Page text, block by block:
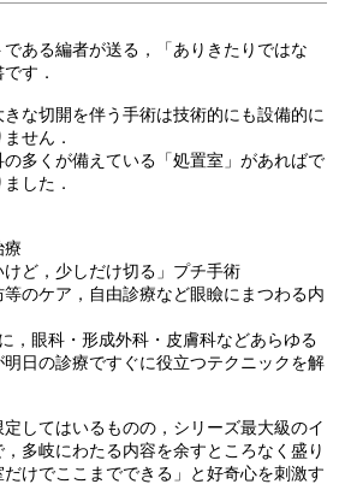
ある編者が送る，「ありきたりではな
す．
な切開を伴う手術は技術的にも設備的に
せん．
多くが備えている「処置室」があればで
した．
療
けど，少しだけ切る」プチ手術
のケア，自由診療など眼瞼にまつわる内
，眼科・形成外科・皮膚科などあらゆる
日の診療ですぐに役立つテクニックを解
定してはいるものの，シリーズ最大級のイ
多岐にわたる内容を余すところなく盛り
けでここまでできる」と好奇心を刺激す